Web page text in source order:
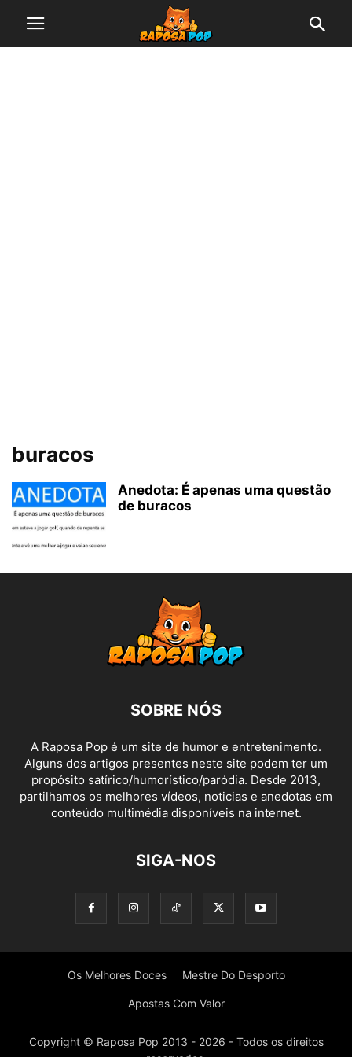
buracos
Anedota: É apenas uma questão
de buracos
SOBRE NÓS
A Raposa Pop é um site de humor e entretenimento.
Alguns dos artigos presentes neste site podem ter um
propósito satírico/humorístico/paródia. Desde 2013,
partilhamos os melhores vídeos, noticias e anedotas em
conteúdo multimédia disponíveis na internet.
SIGA-NOS
Os Melhores Doces Mestre Do Desporto
Apostas Com Valor
Copyright © Raposa Pop 2013 - 2026 - Todos os direitos